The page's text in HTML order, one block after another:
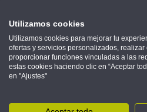
Polos de
Un dulce refrescante que
pequeños
PREPÁRALOS CON TUS
Utilizamos cookies
Utilizamos cookies para mejorar tu
ofertas y servicios personalizados, realizar
proporcionar funciones vinculadas a las
estas cookies haciendo clic en “Aceptar
en "Ajustes"